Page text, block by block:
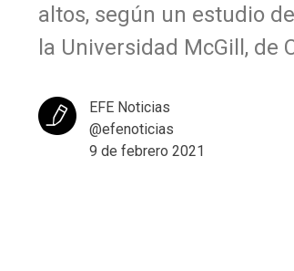
altos, según un estudio
la Universidad McGill, de
EFE Noticias
@efenoticias
9 de febrero 2021